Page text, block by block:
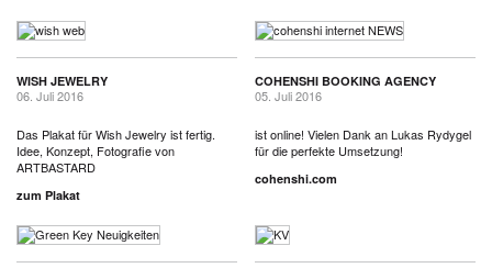
WISH JEWELRY
06. Juli 2016
Das Plakat für Wish Jewelry ist fertig.
Idee, Konzept, Fotografie von
ARTBASTARD
zum Plakat
COHENSHI BOOKING AGENCY
05. Juli 2016
ist online! Vielen Dank an Lukas Rydygel
für die perfekte Umsetzung!
cohenshi.com